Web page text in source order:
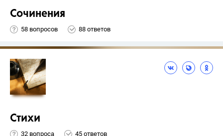
Сочинения
58 вопросов 88 ответов
Стихи
32 вопроса 45 ответов